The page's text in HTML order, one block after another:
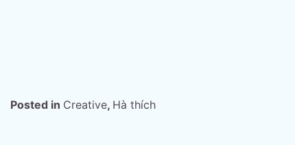
Posted in Creative, Hà thích